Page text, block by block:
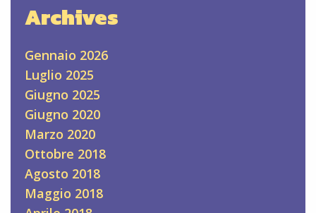
Archives
Gennaio 2026
Luglio 2025
Giugno 2025
Giugno 2020
Marzo 2020
Ottobre 2018
Agosto 2018
Maggio 2018